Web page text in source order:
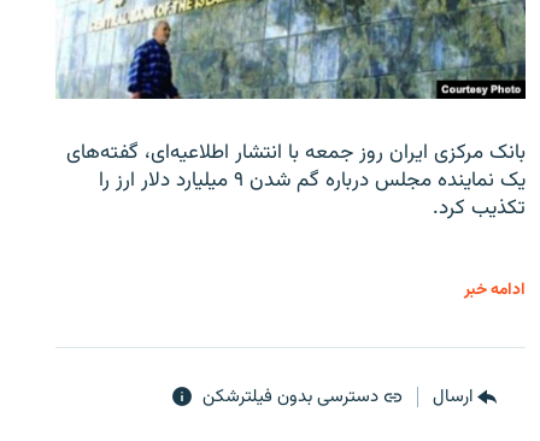
بانک مرکزی ایران روز جمعه با انتشار اطلاعیه‌ای، گفته‌های
یک نماینده مجلس درباره گم شدن ۹ میلیارد دلار ارز را
تکذیب کرد.
ادامه خبر
ارسال دسترسی بدون فیلترشکن